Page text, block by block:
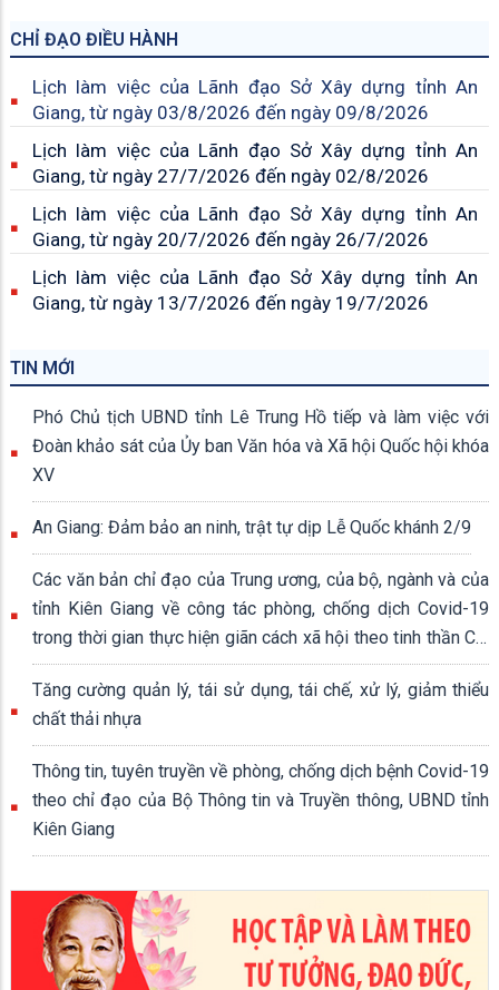
CHỈ ĐẠO ĐIỀU HÀNH
Lịch làm việc của Lãnh đạo Sở Xây dựng tỉnh An
Giang, từ ngày 03/8/2026 đến ngày 09/8/2026
Lịch làm việc của Lãnh đạo Sở Xây dựng tỉnh An
Giang, từ ngày 27/7/2026 đến ngày 02/8/2026
Lịch làm việc của Lãnh đạo Sở Xây dựng tỉnh An
Giang, từ ngày 20/7/2026 đến ngày 26/7/2026
Lịch làm việc của Lãnh đạo Sở Xây dựng tỉnh An
Giang, từ ngày 13/7/2026 đến ngày 19/7/2026
TIN MỚI
Phó Chủ tịch UBND tỉnh Lê Trung Hồ tiếp và làm việc với
Đoàn khảo sát của Ủy ban Văn hóa và Xã hội Quốc hội khóa
XV
An Giang: Đảm bảo an ninh, trật tự dịp Lễ Quốc khánh 2/9
Các văn bản chỉ đạo của Trung ương, của bộ, ngành và của
tỉnh Kiên Giang về công tác phòng, chống dịch Covid-19
trong thời gian thực hiện giãn cách xã hội theo tinh thần Chỉ
thị số 16/CT-TTg ngày 31/3/2020 của Thủ tướng Chính
phủ
Tăng cường quản lý, tái sử dụng, tái chế, xử lý, giảm thiểu
chất thải nhựa
Thông tin, tuyên truyền về phòng, chống dịch bệnh Covid-19
theo chỉ đạo của Bộ Thông tin và Truyền thông, UBND tỉnh
Kiên Giang